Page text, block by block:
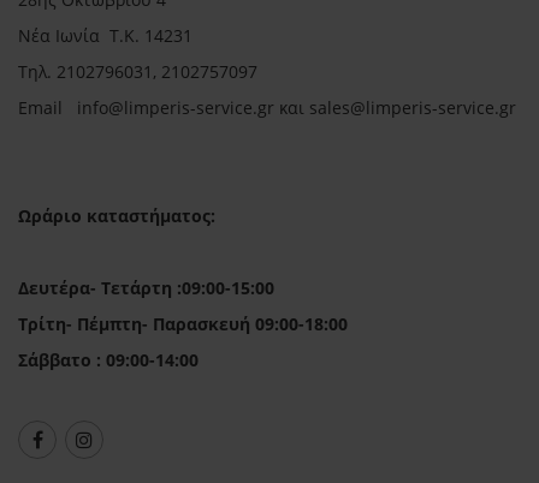
Νέα Ιωνία Τ.Κ. 14231
Τηλ. 2102796031, 2102757097
Email info@limperis-service.gr και sales@limperis-service.gr
Ωράριο καταστήματος:
Δευτέρα- Τετάρτη :09:00-15:00
Τρίτη- Πέμπτη- Παρασκευή 09:00-18:00
Σάββατο : 09:00-14:00